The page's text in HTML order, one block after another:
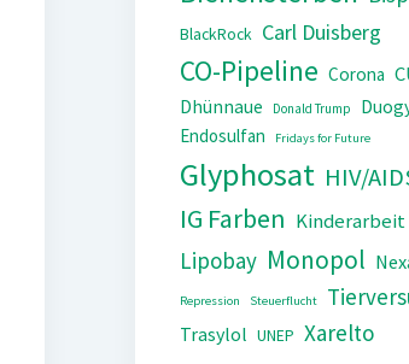
BlackRock Carl Duisberg
CO-Pipeline Corona
Dhünnaue Donald Trump
Endosulfan
Fridays for Future
Glyphosat HIV/
IG Farben Kinderarbeit
Lipobay Monopol
Repression Steuerflucht
Trasylol UNEP Xarelto